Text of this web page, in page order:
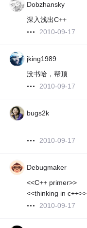
Dobzhansky
深入浅出C++
2010-09-17
jking1989
没书哈，帮顶
2010-09-17
bugs2k
2010-09-17
Debugmaker
<<C++ primer>>
<<thinking in c++>>
2010-09-17